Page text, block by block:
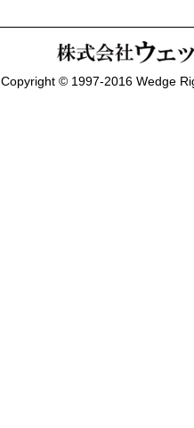
Copyright © 1997-2016 Wedge